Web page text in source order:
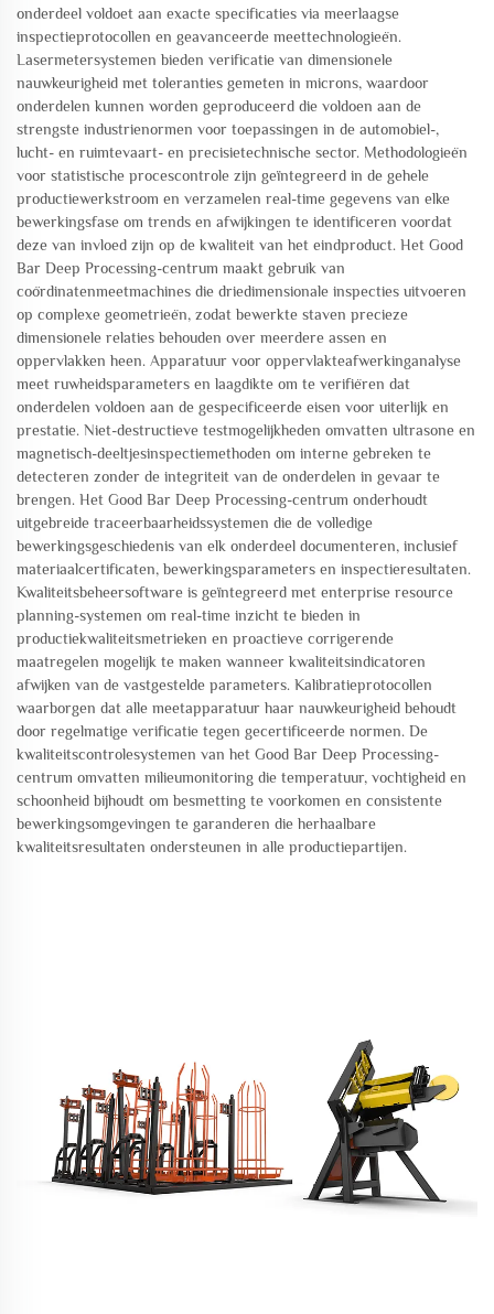
onderdeel voldoet aan exacte specificaties via meerlaagse
inspectieprotocollen en geavanceerde meettechnologieën.
Lasermetersystemen bieden verificatie van dimensionele
nauwkeurigheid met toleranties gemeten in microns, waardoor
onderdelen kunnen worden geproduceerd die voldoen aan de
strengste industrienormen voor toepassingen in de automobiel-,
lucht- en ruimtevaart- en precisietechnische sector. Methodologieën
voor statistische procescontrole zijn geïntegreerd in de gehele
productiewerkstroom en verzamelen real-time gegevens van elke
bewerkingsfase om trends en afwijkingen te identificeren voordat
deze van invloed zijn op de kwaliteit van het eindproduct. Het Good
Bar Deep Processing-centrum maakt gebruik van
coördinatenmeetmachines die driedimensionale inspecties uitvoeren
op complexe geometrieën, zodat bewerkte staven precieze
dimensionele relaties behouden over meerdere assen en
oppervlakken heen. Apparatuur voor oppervlakteafwerkinganalyse
meet ruwheidsparameters en laagdikte om te verifiëren dat
onderdelen voldoen aan de gespecificeerde eisen voor uiterlijk en
prestatie. Niet-destructieve testmogelijkheden omvatten ultrasone en
magnetisch-deeltjesinspectiemethoden om interne gebreken te
detecteren zonder de integriteit van de onderdelen in gevaar te
brengen. Het Good Bar Deep Processing-centrum onderhoudt
uitgebreide traceerbaarheidssystemen die de volledige
bewerkingsgeschiedenis van elk onderdeel documenteren, inclusief
materiaalcertificaten, bewerkingsparameters en inspectieresultaten.
Kwaliteitsbeheersoftware is geïntegreerd met enterprise resource
planning-systemen om real-time inzicht te bieden in
productiekwaliteitsmetrieken en proactieve corrigerende
maatregelen mogelijk te maken wanneer kwaliteitsindicatoren
afwijken van de vastgestelde parameters. Kalibratieprotocollen
waarborgen dat alle meetapparatuur haar nauwkeurigheid behoudt
door regelmatige verificatie tegen gecertificeerde normen. De
kwaliteitscontrolesystemen van het Good Bar Deep Processing-
centrum omvatten milieumonitoring die temperatuur, vochtigheid en
schoonheid bijhoudt om besmetting te voorkomen en consistente
bewerkingsomgevingen te garanderen die herhaalbare
kwaliteitsresultaten ondersteunen in alle productiepartijen.